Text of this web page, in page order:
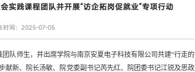
实践课程团队并开展“访企拓岗促就业”专项行动
时间：2025-07-05
团队 师生 ，并出席学院与南京安夏电子科技有限公司共建“行走的
献新、院长汤敏、 院党委副书记芮先红、 院团委书记江锐及思政